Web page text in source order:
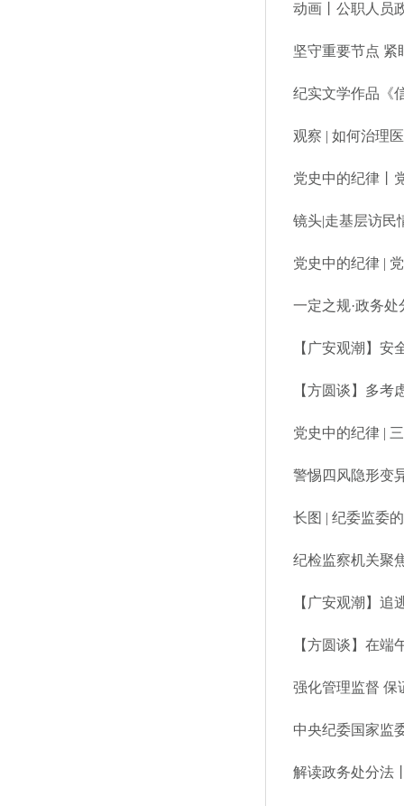
动画丨公职人员
坚守重要节点 紧
纪实文学作品《
观察 | 如何治理
党史中的纪律丨
镜头|走基层访民
党史中的纪律 |
一定之规·政务
【广安观潮】安
【方圆谈】多考
党史中的纪律 |
长图 | 纪委监委
纪检监察机关聚
【广安观潮】追
【方圆谈】在端
强化管理监督 保
中央纪委国家监
违反中央八项规
解读政务处分法